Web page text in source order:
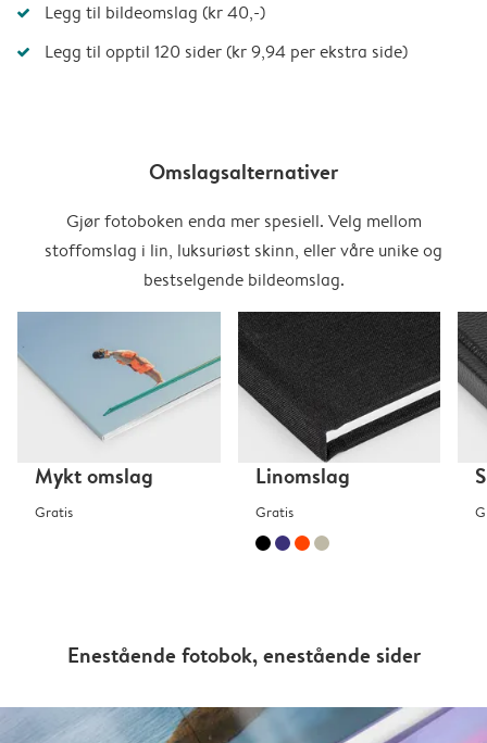
Legg til bildeomslag (kr 40,-)
Legg til opptil 120 sider (kr 9,94 per ekstra side)
Omslagsalternativer
Gjør fotoboken enda mer spesiell. Velg mellom
stoffomslag i lin, luksuriøst skinn, eller våre unike og
bestselgende bildeomslag.
Mykt omslag
Gratis
Linomslag
Gratis
Enestående fotobok, enestående sider